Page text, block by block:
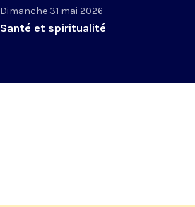
Dimanche 31 mai 2026
Santé et spiritualité